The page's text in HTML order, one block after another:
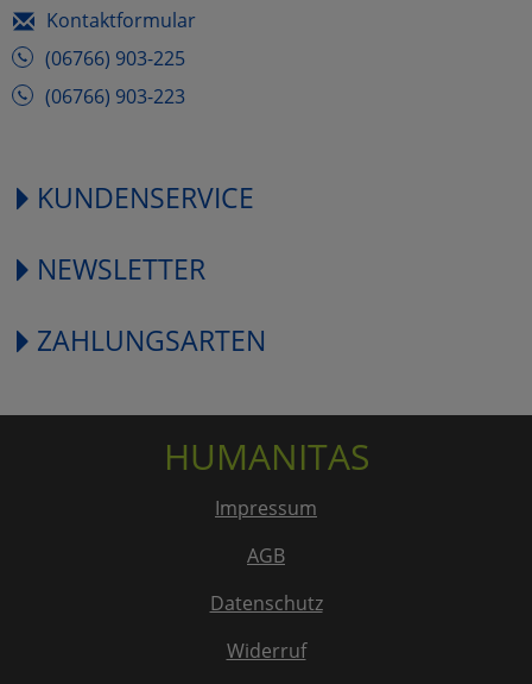
Kontaktformular
(06766) 903-225
(06766) 903-223
KUNDENSERVICE
NEWSLETTER
ZAHLUNGSARTEN
HUMANITAS
Impressum
AGB
Datenschutz
Widerruf